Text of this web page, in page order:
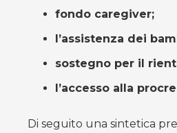
fondo caregiver;
l’assistenza dei
sostegno per il
l’accesso alla
Di seguito una sintetica